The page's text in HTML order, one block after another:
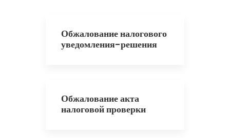
Обжалование налогового
уведомления-решения
Обжалование акта
налоговой проверки